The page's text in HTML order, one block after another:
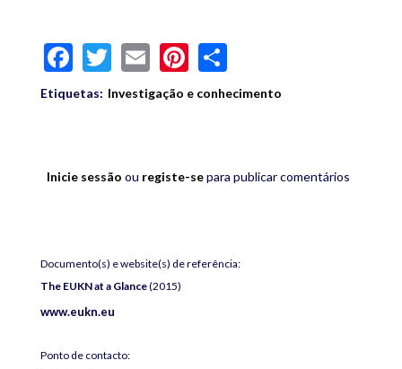
Facebook
Twitter
EmailPinterest
Etiquetas: Investigação e conhecimento
Inicie sessão ou registe-separa publicar comentários
Documento(s) e website(s) de referência:
The EUKN at a Glance(2015)
www.eukn.eu
Ponto de contacto: